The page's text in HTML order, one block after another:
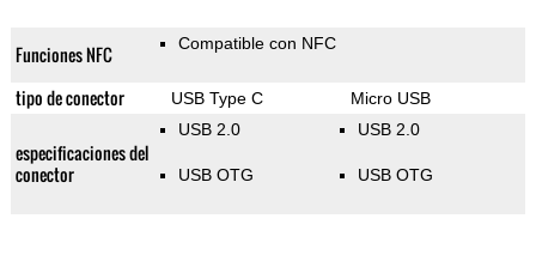
Funciones NFC Compatible con NFC
tipo de conector USB Type C Micro USB
especificaciones del
conector
USB 2.0
USB OTG
USB 2.0
USB OTG